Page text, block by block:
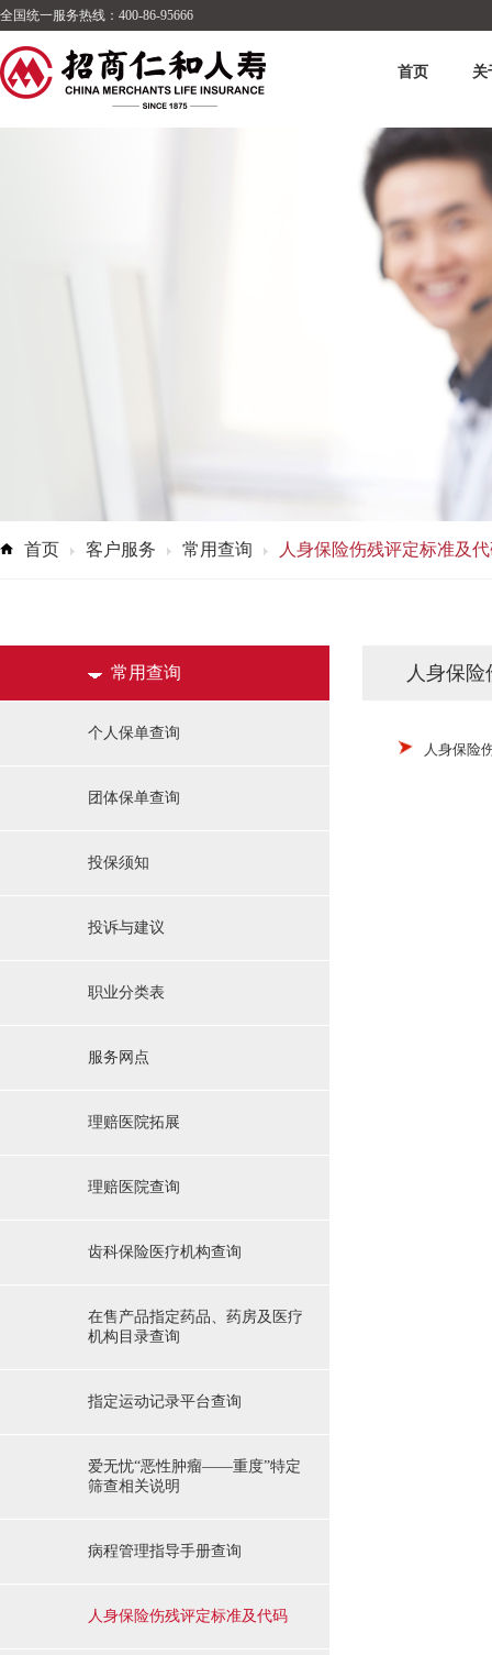
全国统一服务热线：400-86-95666
首页 关
首页 客户服务 常用查询 人身保险伤残评定标准及
常用查询
个人保单查询
团体保单查询
投保须知
投诉与建议
职业分类表
服务网点
理赔医院拓展
理赔医院查询
齿科保险医疗机构查询
在售产品指定药品、药房及医疗
机构目录查询
指定运动记录平台查询
爱无忧“恶性肿瘤——重度”特定
筛查相关说明
病程管理指导手册查询
人身保险伤残评定标准及代码
人身保
人身保险